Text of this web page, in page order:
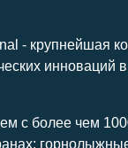
- крупнейшая
инноваций
с более чем